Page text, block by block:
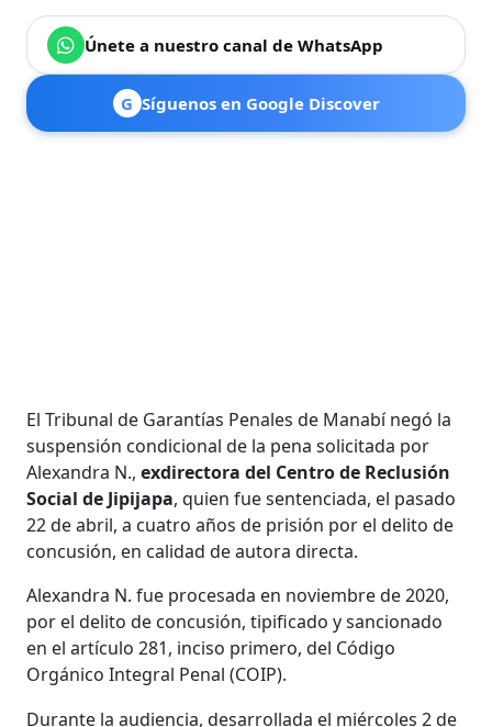
Únete a nuestro canal de WhatsApp
G Síguenos en Google Discover
El Tribunal de Garantías Penales de Manabí negó la
suspensión condicional de la pena solicitada por
Alexandra N.,exdirectora del Centro de Reclusión
Social de Jipijapa, quien fue sentenciada, el pasado
22 de abril, a cuatro años de prisión por el delito de
concusión, en calidad de autora directa.
Alexandra N. fue procesada en noviembre de 2020,
por el delito de concusión, tipificado y sancionado
en el artículo 281, inciso primero, del Código
Orgánico Integral Penal (COIP).
Durante la audiencia, desarrollada el miércoles 2 de